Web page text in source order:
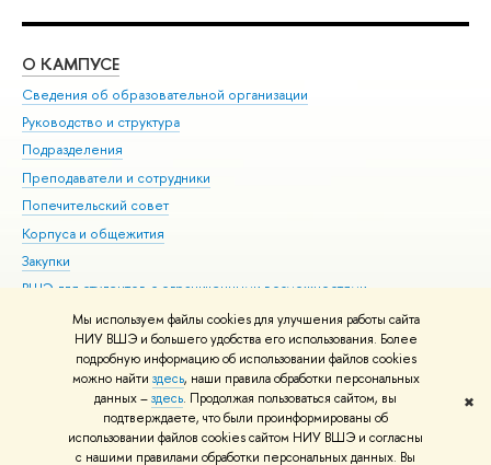
Мы используем файлы cookies для улучшения работы сайта
НИУ ВШЭ и большего удобства его использования. Более
подробную информацию об использовании файлов cookies
можно найти здесь, наши правила обработки персональных
данных –здесь. Продолжая пользоваться сайтом, вы
подтверждаете, что были проинформированы об
использовании файлов cookies сайтом НИУ ВШЭ и согласны
с нашими правилами обработки персональных данных. Вы
✖
О КАМПУСЕ
Сведения об образовательной организации
Руководство и структура
Подразделения
Преподаватели и сотрудники
Попечительский совет
Корпуса и общежития
Закупки
ВШЭ для студентов с ограниченными возможностями
здоровья и инвалидностью
Версия для слабовидящих
Единая платежная страница
© НИУ ВШЭ 1993–2026 Адреса и контакты Условия использования
материалов Политика конфиденциальности Карта сайта